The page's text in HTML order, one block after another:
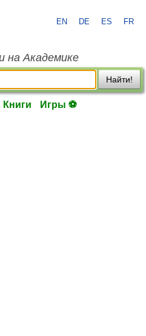
EN DE ES FR
на Академике
Найти!
Книги Игры ⚽